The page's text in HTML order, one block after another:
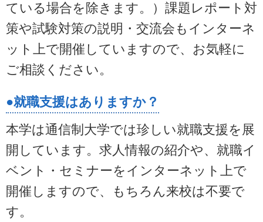
ている場合を除きます。）課題レポート対
策や試験対策の説明・交流会もインターネ
ット上で開催していますので、お気軽に
ご相談ください。
●就職支援はありますか？
本学は通信制大学では珍しい就職支援を展
開しています。求人情報の紹介や、就職イ
ベント・セミナーをインターネット上で
開催しますので、もちろん来校は不要で
す。